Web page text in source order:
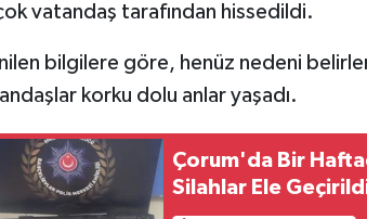
vatandaş tarafından hissedildi.
bilgilere göre, henüz nedeni
korku dolu anlar yaşadı.
Çorum'da Bir
Silahlar Ele